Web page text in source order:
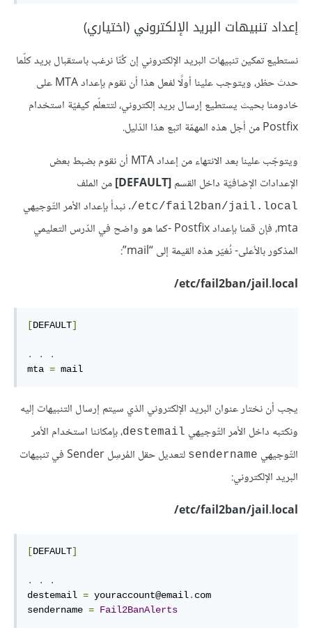
إعداد تنبيهات البريد الإلكتروني (اختياري)
نستطيع تمكين تنبيهات البريد الإلكتروني إن كُنّا نرغب باستقبال بريد كلّما
حدث حظر، ويتوجب علينا أولًا لفعل هذا أن نقوم بإعداد MTA على
خادومنا بحيث يستطيع إرسال بريد إلكتروني، لتتعلّم كيفيّة استخدام
Postfix من أجل هذه المهمّة اتبع هذا الدّليل.
ويتوجّب علينا بعد الانتهاء من إعداد MTA أن نقوم بضبط بعض
الإعدادات الإضافيّة داخل القسم[DEFAULT] من الملف
etc/fail2ban/jail.local/
. نبدأ بإعداد الأمر التّوجيهي
mta، فإن قمنا بإعداد Postfix -كما هو واضح في الدّرس التعليمي
المذكور بالأعلى- نُغيّر هذه القيمة إلى “mail”:
etc/fail2ban/jail.local/
[DEFAULT]
. .
.
mta = mail
يجب أن نختار عنوان البريد الإلكتروني الذي سيتم إرسال التنبيهات إليه
ونكتبه داخل الأمر التّوجيهي destemail، بإمكاننا استخدام الأمر
التّوجيهي sendername
لتعديل حقل المُرسِل Sender في تنبيهات
البريد الإلكتروني:
etc/fail2ban/jail.local/
[DEFAULT]
. .
.
destemail = youraccount@email. com
sendername = Fail2BanAlerts